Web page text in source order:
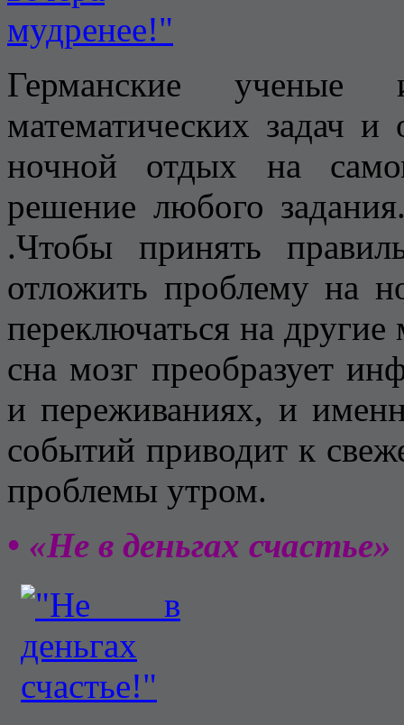
Германские ученые
математических задач
ночной отдых на
решение любого
.Чтобы принять
отложить проблему на
переключаться на
сна мозг преобразует
и переживаниях, и
событий приводит к
проблемы утром.
• «Не в деньгах счастье»